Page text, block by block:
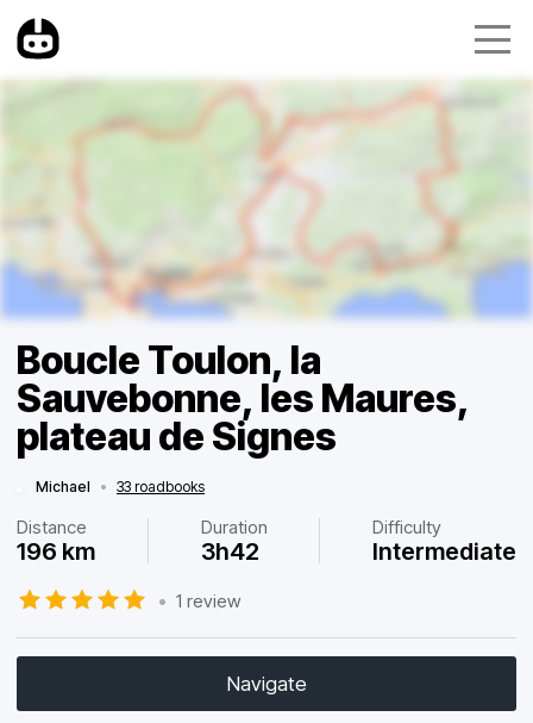
Boucle Toulon, la
Sauvebonne, les Maures,
plateau de Signes
Michael • 33 roadbooks
Distance
196 km
Duration
3h42
Difficulty
Intermediate
• 1 review
Navigate